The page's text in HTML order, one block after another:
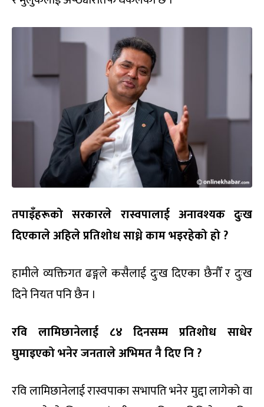
तपाइँहरूको सरकारले रास्वपालाई अनावश्यक दुःख
दिएकाले अहिले प्रतिशोध साध्ने काम भइरहेको हो ?
हामीले व्यक्तिगत ढङ्गले कसैलाई दुःख दिएका छैनौँ र दुःख
दिने नियत पनि छैन ।
रवि लामिछानेलाई ८४ दिनसम्म प्रतिशोध साधेर
घुमाइएको भनेर जनताले अभिमत नै दिए नि ?
रवि लामिछानेलाई रास्वपाका सभापति भनेर मुद्दा लागेको वा